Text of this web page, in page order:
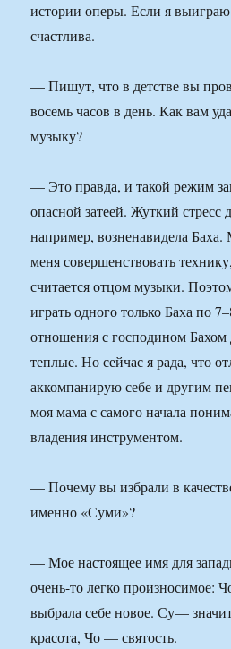
истории оперы. Если я
счастлива.
— Пишут, что в детстве вы
восемь часов в день. Как вам
музыку?
— Это правда, и такой режим
опасной затеей. Жуткий стресс
например, возненавидела Баха.
меня совершенствовать
считается отцом музыки.
играть одного только Баха по
отношения с господином Бахом
теплые. Но сейчас я рада, что
аккомпанирую себе и другим
моя мама с самого начала
владения инструментом.
— Почему вы избрали в
именно «Суми»?
— Мое настоящее имя для
очень-то легко произносимое:
выбрала себе новое. Су—
красота, Чо — святость.